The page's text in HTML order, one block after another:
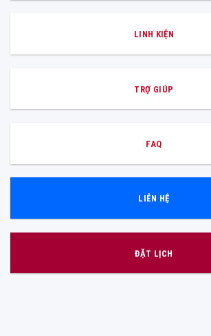
LINH KIỆN
TRỢ GIÚP
FAQ
LIÊN HỆ
ĐẶT LỊCH